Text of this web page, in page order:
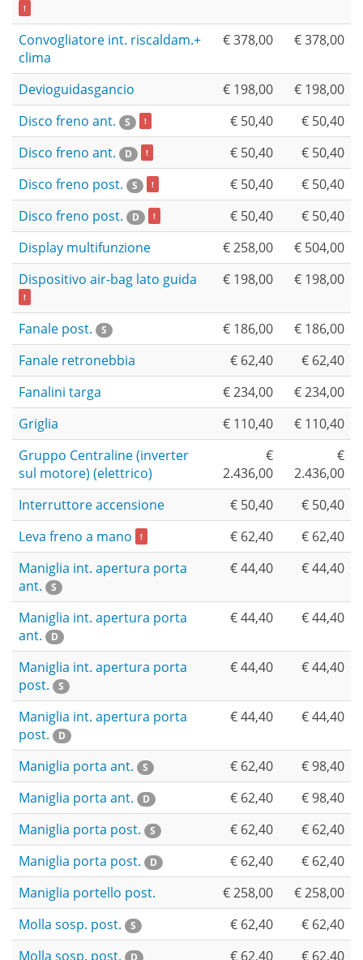
!
Convogliatore int. riscaldam.+
clima
€ 378,00 € 378,00
Devioguidasgancio € 198,00
€ 198,00
Disco freno ant.
S ! € 50,40
€ 50,40
Disco freno ant.
D ! € 50,40
€ 50,40
Disco freno post.
S ! € 50,40
€ 50,40
Disco freno post.
D ! € 50,40
€ 50,40
Display multifunzione
€ 258,00
€ 504,00
Dispositivo air-bag lato guida
!
€ 198,00 € 198,00
Fanale post. S € 186,00
€ 186,00
Fanale retronebbia
€ 62,40
€ 62,40
Fanalini targa
€ 234,00
€ 234,00
Griglia
€ 110,40
€ 110,40
Gruppo Centraline (inverter
sul motore) (elettrico)
€
2.436,00
€
2.436,00
Interruttore accensione
€ 50,40
€ 50,40
Leva freno a mano
! € 62,40
€ 62,40
Maniglia int. apertura porta
ant.
S
€ 44,40 € 44,40
Maniglia int. apertura porta
ant.
D
€ 44,40 € 44,40
Maniglia int. apertura porta
post.
S
€ 44,40 € 44,40
Maniglia int. apertura porta
post.
D
€ 44,40 € 44,40
Maniglia porta ant. S € 62,40
€ 98,40
Maniglia porta ant.
D € 62,40
€ 98,40
Maniglia porta post.
S € 62,40
€ 62,40
Maniglia porta post.
D € 62,40
€ 62,40
Maniglia portello post.
€ 258,00
€ 258,00
Molla sosp. post.
S € 62,40
€ 62,40
Molla sosp. post.
D € 62,40
€ 62,40